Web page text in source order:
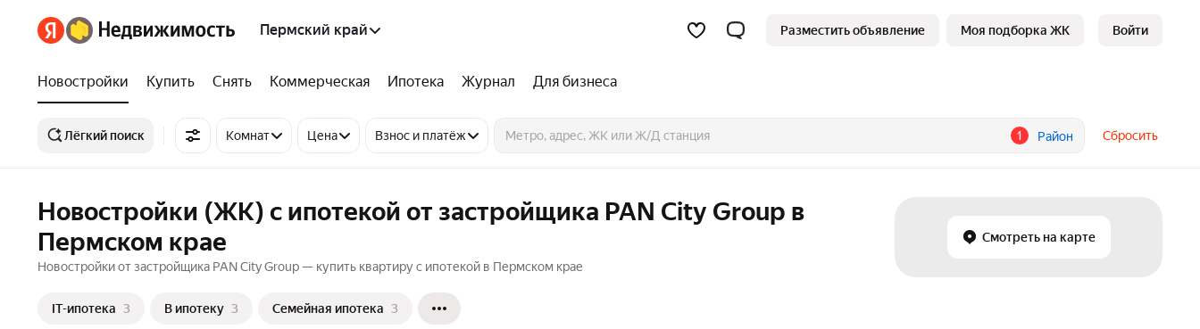
Пермский край Разместить объявление Моя подборка ЖК Войти
Новостройки Купить Снять Коммерческая Ипотека Журнал Для бизнеса
Лёгкий поиск Комнат Цена Взнос и платёж 1 Район Сбросить
Новостройки (ЖК) с ипотекой от застройщика PAN City Group в
Пермском крае
Новостройки от застройщика PAN City Group — купить квартиру с ипотекой в Пермском крае
IT-ипотека 3 В ипотеку 3 Семейная ипотека 3
Смотреть на карте